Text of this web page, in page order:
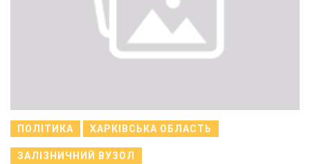
ПОЛІТИКА ХАРКІВСЬКА ОБЛАСТЬ
ЗАЛІЗНИЧНИЙ ВУЗОЛ